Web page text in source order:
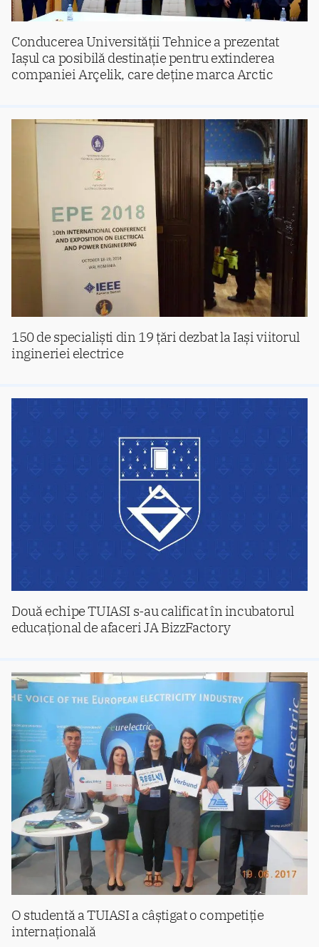
Conducerea Universității Tehnice a prezentat
Iașul ca posibilă destinație pentru extinderea
companiei Arçelik, care deține marca Arctic
150 de specialiști din 19 țări dezbat la Iași viitorul
ingineriei electrice
Două echipe TUIASI s-au calificat în incubatorul
educațional de afaceri JA BizzFactory
O studentă a TUIASI a câștigat o competiție
internațională